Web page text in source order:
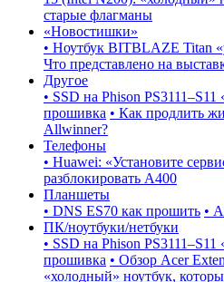
старые флагманы
«Новостишки»
• Ноутбук BITBLAZE Titan
Что представлено на
Другое
• SSD на Phison
прошивка • Как продлить
Allwinner?
Телефоны
• Huawei: «Установите
разблокировать A400
Планшеты
• DNS ES70 как прошить •
ПК/ноутбуки/нетбуки
• SSD на Phison
прошивка • Обзор Acer
«холодный» ноутбук,